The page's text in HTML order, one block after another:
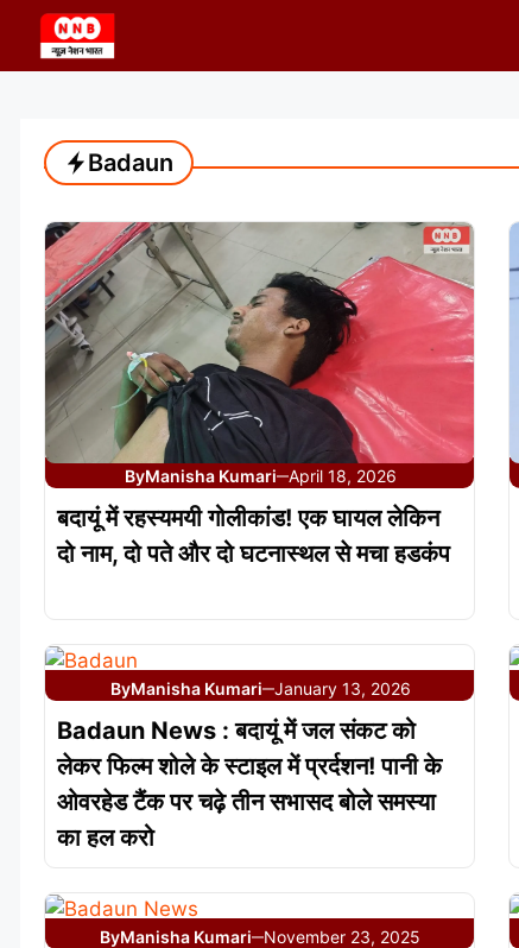
content
Badaun
ByManisha Kumari—April 18, 2026
बदायूं में रहस्यमयी गोलीकांड! एक घायल लेकिन
दो नाम, दो पते और दो घटनास्थल से मचा हडकंप
ByManisha Kumari—January 13, 2026
Badaun News : बदायूं में जल संकट को
लेकर फिल्म शोले के स्टाइल में प्रर्दशन! पानी के
ओवरहेड टैंक पर चढ़े तीन सभासद बोले समस्या
का हल करो
ByManisha Kumari—November 23, 2025